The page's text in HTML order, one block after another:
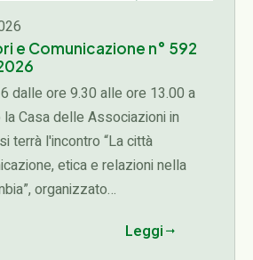
e Comunicazione n° 592
dalle ore 9.30 alle ore 13.00 a
Casa delle Associazioni in
terrà l'incontro “La città
etica e relazioni nella
organizzato
Leggi